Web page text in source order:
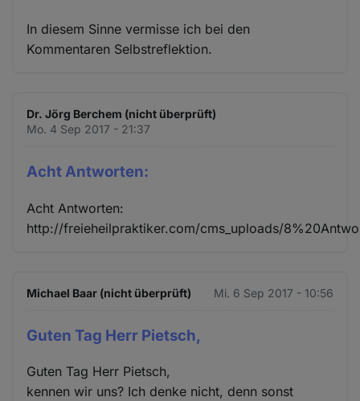
In diesem Sinne vermisse ich bei den
Kommentaren Selbstreflektion.
Dr. Jörg Berchem (nicht überprüft)
Mo. 4 Sep 2017 - 21:37
Acht Antworten:
Acht Antworten:
http://freieheilpraktiker.com/cms_uploads/
Michael Baar (nicht überprüft) Mi. 6 Sep 2017 - 10:56
Guten Tag Herr Pietsch,
Guten Tag Herr Pietsch,
kennen wir uns? Ich denke nicht, denn sonst